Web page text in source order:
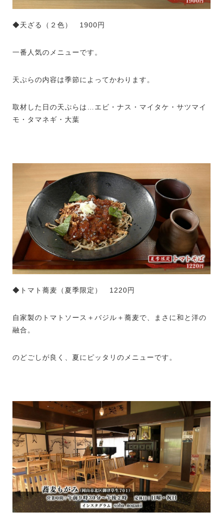
◆天ざる（２色） 1900円
一番人気のメニューです。
天ぷらの内容は季節によってかわります。
取材した日の天ぷらは…エビ・ナス・マイタケ・サツマイ
モ・タマネギ・大葉
◆トマト蕎麦（夏季限定） 1220円
自家製のトマトソース＋バジル＋蕎麦で、まさに和と洋の
融合。
のどごしが良く、夏にピッタリのメニューです。